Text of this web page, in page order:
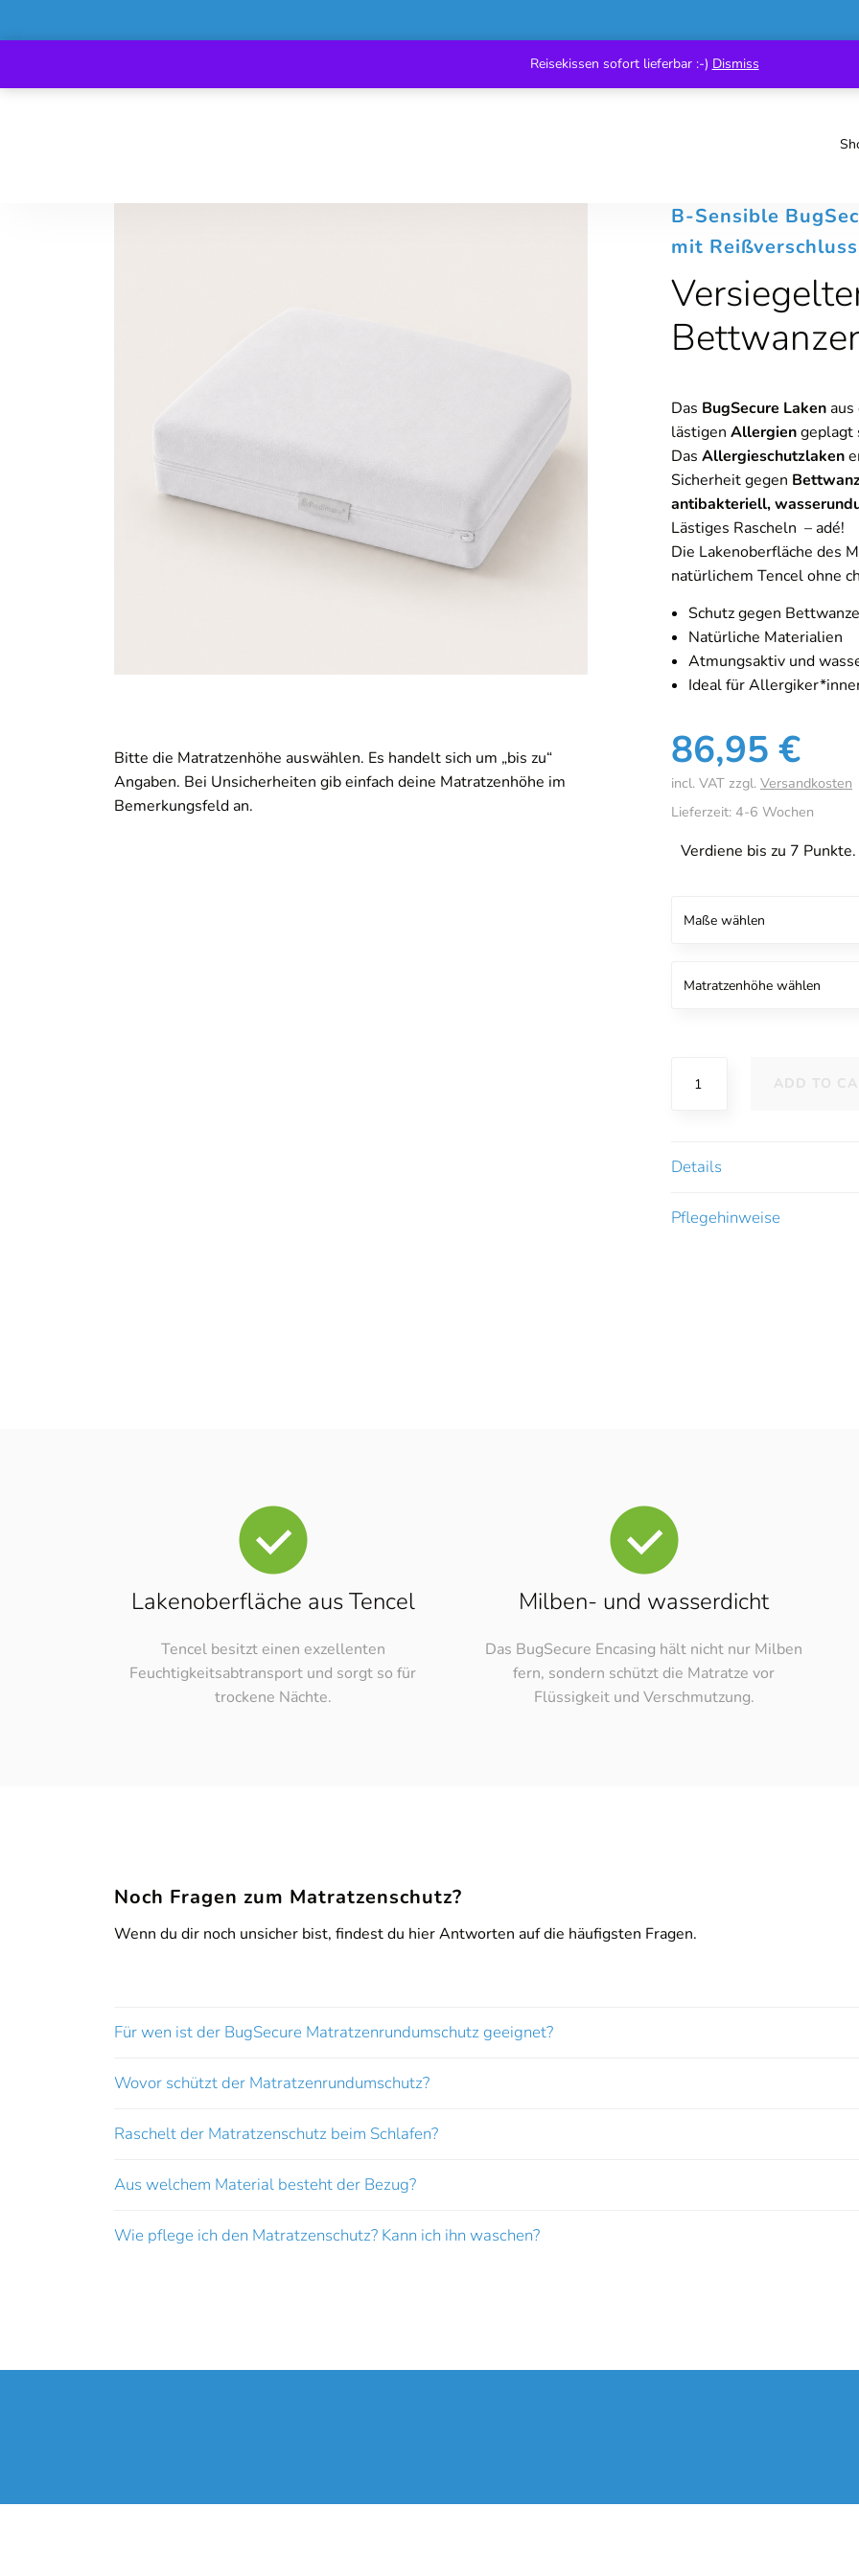
Reisekissen sofort lieferbar :-) Dismiss
Bitte die Matratzenhöhe auswählen. Es handelt sich um „bis zu“
Angaben. Bei Unsicherheiten gib einfach deine Matratzenhöhe im
Bemerkungsfeld an.
B-Sensible
mit Reißverschluss
Das BugSecure Laken
lästigen Allergiengeplagt
Das Allergieschutzlaken
Sicherheit gegen
antibakteriell,
Lästiges Rascheln – adé!
Die Lakenoberfläche des
natürlichem Tencel ohne
Schutz gegen
Natürliche Materialien
Atmungsaktiv und
Ideal für
86,95 €
incl. VAT zzgl. Versandkosten
Lieferzeit: 4-6 Wochen
Verdiene bis zu 7 Punkte.
Sensible
Reißverschluss
ADD TO
Details
Pflegehinweise
Lakenoberfläche aus Tencel
Tencel besitzt einen exzellenten
Feuchtigkeitsabtransport und sorgt so für
trockene Nächte.
Milben- und wasserdicht
Das BugSecure Encasing hält nicht nur Milben
fern, sondern schützt die Matratze vor
Flüssigkeit und Verschmutzung.
Noch Fragen zum Matratzenschutz?
Wenn du dir noch unsicher bist, findest du hier Antworten auf die häufigsten Fragen.
Für wen ist der BugSecure Matratzenrundumschutz geeignet?
Wovor schützt der Matratzenrundumschutz?
Raschelt der Matratzenschutz beim Schlafen?
Aus welchem Material besteht der Bezug?
Wie pflege ich den Matratzenschutz? Kann ich ihn waschen?
Online-Beratung
[/borlabs-cookie]